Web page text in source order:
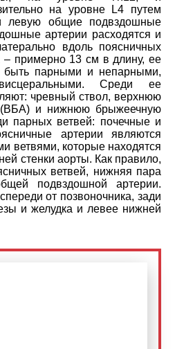
на уровне L4 путем
левую общие подвздошные
артерии расходятся и
вдоль поясничных
примерно 13 см в длину, ее
быть парными и непарными,
Среди ее
чревный ствол, верхнюю
и нижнюю брыжеечную
парных ветвей: почечные и
артерии являются
ветвями, которые находятся
стенки аорты. Как правило,
ветвей, нижняя пара
подвздошной артерии.
от позвоночника, зади
и желудка и левее нижней